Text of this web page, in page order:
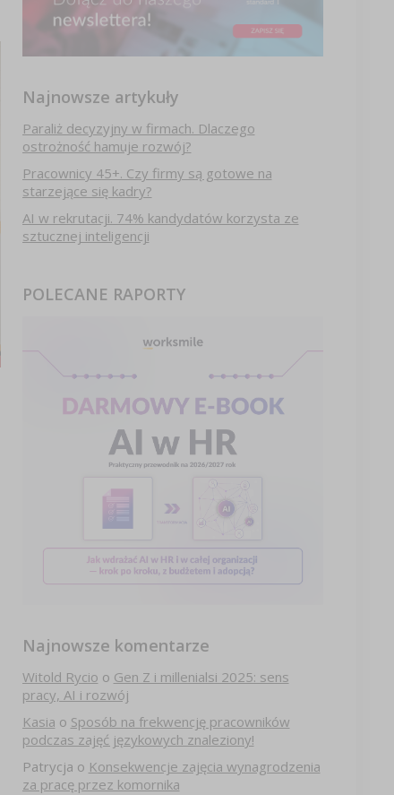
Najnowsze artykuły
Paraliż decyzyjny w firmach. Dlaczego
ostrożność hamuje rozwój?
Pracownicy 45+. Czy firmy są gotowe na
starzejące się kadry?
AI w rekrutacji. 74% kandydatów korzysta ze
sztucznej inteligencji
POLECANE RAPORTY
Najnowsze komentarze
Witold Rycio o Gen Z i millenialsi 2025: sens
pracy, AI i rozwój
Kasia o Sposób na frekwencję pracowników
podczas zajęć językowych znaleziony!
Patrycja o Konsekwencje zajęcia wynagrodzenia
za pracę przez komornika